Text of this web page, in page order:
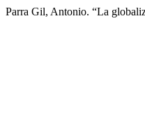
Parra Gil, Antonio. “La